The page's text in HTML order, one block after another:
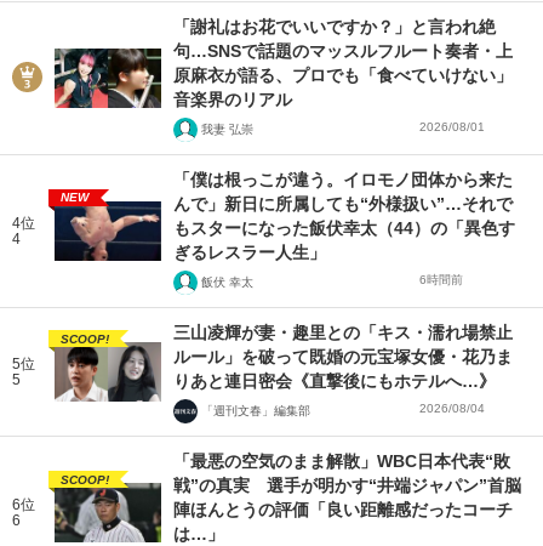
「謝礼はお花でいいですか？」と言われ絶
句…SNSで話題のマッスルフルート奏者・上
原麻衣が語る、プロでも「食べていけない」
音楽界のリアル
我妻 弘崇 2026/08/01
4位
4
NEW
「僕は根っこが違う。イロモノ団体から来た
んで」新日に所属しても“外様扱い”…それで
もスターになった飯伏幸太（44）の「異色す
ぎるレスラー人生」
飯伏 幸太 6時間前
5位
5
SCOOP!
三山凌輝が妻・趣里との「キス・濡れ場禁止
ルール」を破って既婚の元宝塚女優・花乃ま
りあと連日密会《直撃後にもホテルへ…》
「週刊文春」編集部 2026/08/04
6位
6
SCOOP!
「最悪の空気のまま解散」WBC日本代表“敗
戦”の真実 選手が明かす“井端ジャパン”首脳
陣ほんとうの評価「良い距離感だったコーチ
は…」